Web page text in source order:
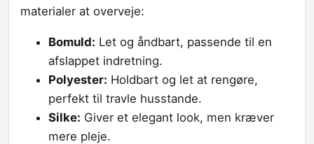
materialer at overveje:
Bomuld: Let og åndbart, passende til en
afslappet indretning.
Polyester: Holdbart og let at rengøre,
perfekt til travle husstande.
Silke: Giver et elegant look, men kræver
mere pleje.